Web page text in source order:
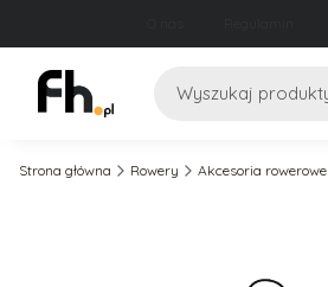
Szukaj
Strona główna Rowery Akcesoria rowerowe